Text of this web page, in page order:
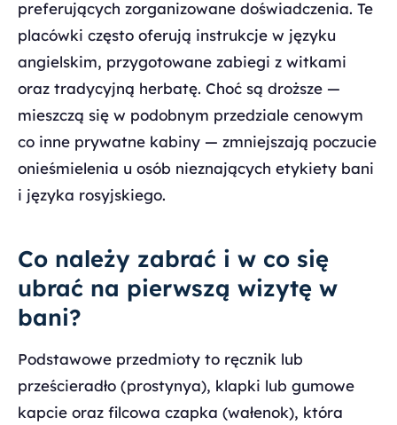
preferujących zorganizowane doświadczenia. Te
placówki często oferują instrukcje w języku
angielskim, przygotowane zabiegi z witkami
oraz tradycyjną herbatę. Choć są droższe —
mieszczą się w podobnym przedziale cenowym
co inne prywatne kabiny — zmniejszają poczucie
onieśmielenia u osób nieznających etykiety bani
i języka rosyjskiego.
Co należy zabrać i w co się
ubrać na pierwszą wizytę w
bani?
Podstawowe przedmioty to ręcznik lub
prześcieradło (prostynya), klapki lub gumowe
kapcie oraz filcowa czapka (wałenok), która